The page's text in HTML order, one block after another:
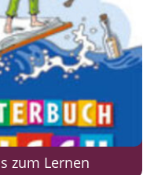
zum Lernen